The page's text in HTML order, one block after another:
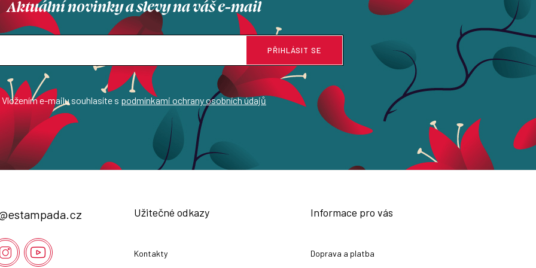
Aktuální novinky a slevy na váš e-mail
Vložením e-mailu souhlasíte s podmínkami ochrany osobních údajů
PŘIHLÁSIT SE
estampada.cz Užitečné odkazy
Kontakty
Informace pro vás
Doprava a platba